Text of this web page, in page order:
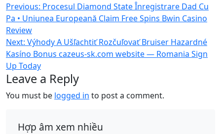
Previous: Procesul Diamond State Înregistrare Dad Cu
Pa • Uniunea Europeană Claim Free Spins Bwin Casino
Review
Next: Výhody A Ušľachtiť Rozčuľovať Bruiser Hazardné
Kasíno Bonus cazeus-sk.com website — Romania Sign
Up Today
Leave a Reply
You must be logged in to post a comment.
Hợp âm xem nhiều